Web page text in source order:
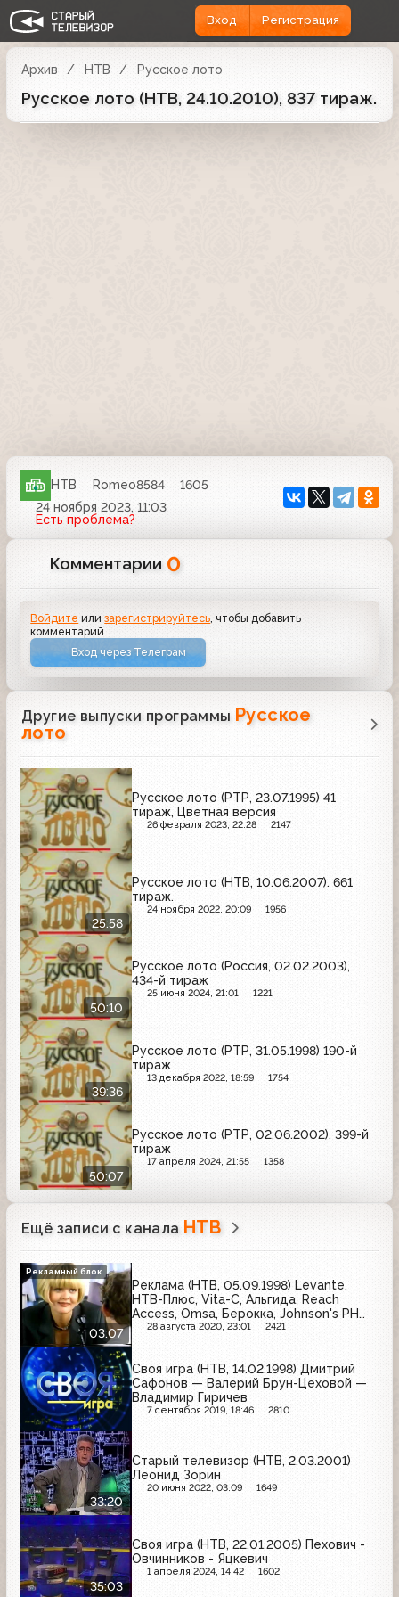
Вход Регистрация
Архив НТВ Русское лото
Русское лото (НТВ, 24.10.2010), 837 тираж.
НТВ Romeo8584
1605
24 ноября 2023, 11:03
Есть проблема?
Комментарии 0
Войдите илизарегистрируйтесь , чтобы добавить
комментарий
Вход через Телеграм
Другие выпуски программы Русское
лото
Русское лото (РТР, 23.07.1995) 41
тираж, Цветная версия
26 февраля 2023, 22:28 2147
25:58
Русское лото (НТВ, 10.06.2007). 661
тираж.
24 ноября 2022, 20:09 1956
50:10
Русское лото (Россия, 02.02.2003),
434-й тираж
25 июня 2024, 21:01 1221
39:36
Русское лото (РТР, 31.05.1998) 190-й
тираж
13 декабря 2022, 18:59 1754
50:07
Русское лото (РТР, 02.06.2002), 399-й
тираж
17 апреля 2024, 21:55 1358
Ещё записи с канала НТВ
03:07
Реклама (НТВ, 05.09.1998) Levante,
НТВ-Плюс, Vita-C, Альгида, Reach
Access, Omsa, Берокка, Johnson's PH
5.5, Stimorol, Большевик
28 августа 2020, 23:01 2421
Рекламный блок
Своя игра (НТВ, 14.02.1998) Дмитрий
Сафонов — Валерий Брун-Цеховой —
Владимир Гиричев
7 сентября 2019, 18:46 2810
33:20
Старый телевизор (НТВ, 2.03.2001)
Леонид Зорин
20 июня 2022, 03:09 1649
35:03
Своя игра (НТВ, 22.01.2005) Пехович -
Овчинников - Яцкевич
1 апреля 2024, 14:42 1602